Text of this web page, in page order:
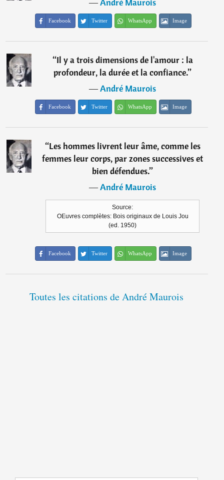
―André Maurois
Facebook Twitter WhatsApp Image
“Il y a trois dimensions de l'amour : la
profondeur, la durée et la confiance.”
―André Maurois
Facebook Twitter WhatsApp Image
“Les hommes livrent leur âme, comme les
femmes leur corps, par zones successives et
bien défendues.”
―André Maurois
Source:
OEuvres complètes: Bois originaux de Louis Jou
(ed. 1950)
Facebook Twitter WhatsApp Image
Toutes les citations de André Maurois